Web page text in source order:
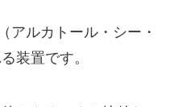
アルカトール・シー・
装置です。